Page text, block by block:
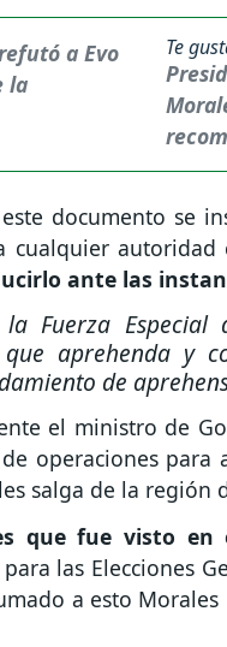
Te
documento se
cualquier
ante las
Fuerza
aprehenda y
de
el ministro de
operaciones para
salga de la región
que fue visto en
las Elecciones
a esto